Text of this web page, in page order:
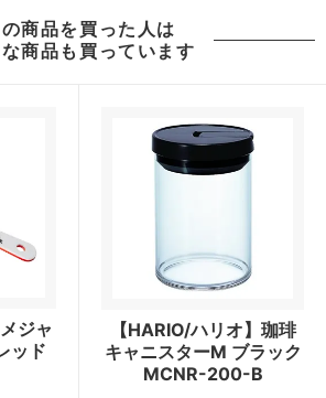
商品を買った人は
商品も買っています
ジャ
ッド
【HARIO/ハリオ】珈琲
キャニスターM ブラック
MCNR-200-B